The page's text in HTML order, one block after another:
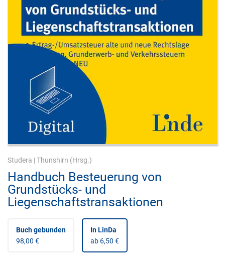
Studera | Thunshirn (Hrsg.)
Handbuch Besteuerung von
Grundstücks- und
Liegenschaftstransaktionen
Buch gebunden
98,00 €
In LinDa
ab 6,50 €